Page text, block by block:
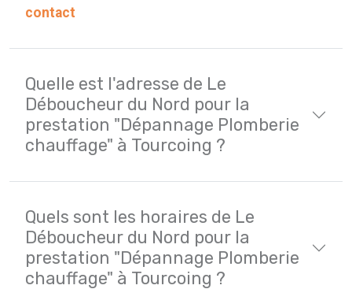
contact
Quelle est l'adresse de Le
Déboucheur du Nord pour la
prestation "Dépannage Plomberie
chauffage" à Tourcoing ?
Quels sont les horaires de Le
Déboucheur du Nord pour la
prestation "Dépannage Plomberie
chauffage" à Tourcoing ?